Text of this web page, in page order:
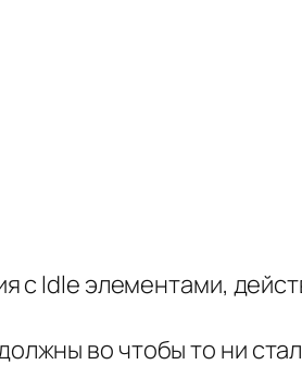
с Idle элементами,
во чтобы то ни